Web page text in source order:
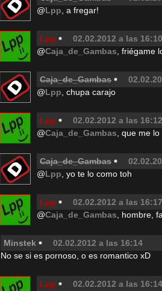
@Lpp , a fregar!
Lpp
02.02.2012 a las 16:10
@Caja_de_Gambas , friégame
Caja_de_Gambas
@Lpp , chupa carajo
Lpp
02.02.2012 a las 16:12
@Caja_de_Gambas , que me
Caja_de_Gambas
@Lpp , yo te lo como toh
Lpp
02.02.2012 a las 16:17
@Caja_de_Gambas , hombre,
Minstek
02.02.2012 a las 16:14
No se si es pornoso, o es romantico xD
Lpp
02.02.2012 a las 16:14